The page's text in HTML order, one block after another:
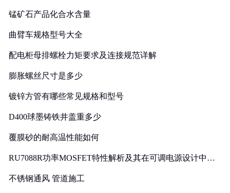
锰矿石产品化合水含量
曲臂车规格型号大全
配电柜母排螺栓力矩要求及连接规范详解
膨胀螺丝尺寸是多少
镀锌方管有哪些常见规格和型号
D400球墨铸铁井盖重多少
覆膜砂的耐高温性能如何
RU7088R功率MOSFET特性解析及其在可调电源设计中的
不锈钢通风 管道施工